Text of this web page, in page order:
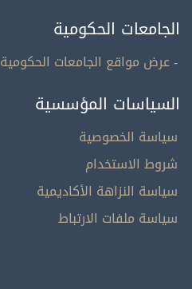
الجامعات الحكومية
- عرض مواقع الجامعات الحكومية
السياسات المؤسسية
سياسة الخصوصية
شروط الاستخدام
سياسة النزاهة الأكاديمية
سياسة ملفات الارتباط